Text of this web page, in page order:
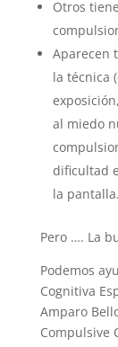
Otros
Aparecen
la técnica
al miedo
dificultad
la pantalla.
Pero …. La
Podemos
Cognitiva
Amparo
Compulsive